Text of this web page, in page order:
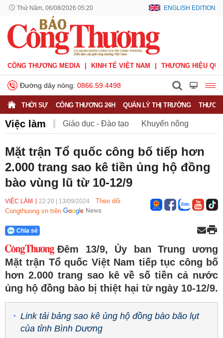
Thứ Năm, 06/08/2026 05:20 ENGLISH EDITION
CÔNG THƯƠNG MEDIA KINH TẾ VIỆT NAM THƯƠNG HIỆU
Đường dây nóng: 0866.59.4498
THỜI SỰ CÔNG THƯƠNG 24H QUẢN LÝ THỊ TRƯỜNG
Việc làm Giáo dục - Đào tạo Khuyến nông
Phát triển bền vững Sức khỏe Việc làm
Mặt trận Tổ quốc công bố tiếp hơn
2.000 trang sao kê tiền ủng hộ đồng
bào vùng lũ từ 10-12/9
VIỆC LÀM 22:20 13/09/2024
Theo dõi
Congthuong.vn trên
Chia sẻ
Đêm 13/9, Ủy ban Trung ương
Mặt trận Tổ quốc Việt Nam tiếp tục công bố
hơn 2.000 trang sao kê về số tiền cả nước
ủng hộ đồng bào bị thiệt hại từ ngày 10-12/9.
Link tải bảng sao kê ủng hộ đồng bào bão lụt
của tỉnh Bình Dương